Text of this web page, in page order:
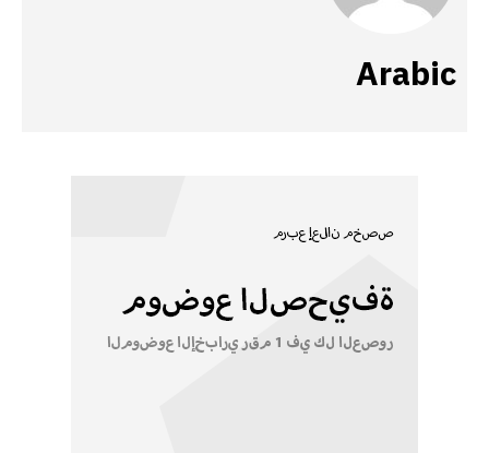
Arabic